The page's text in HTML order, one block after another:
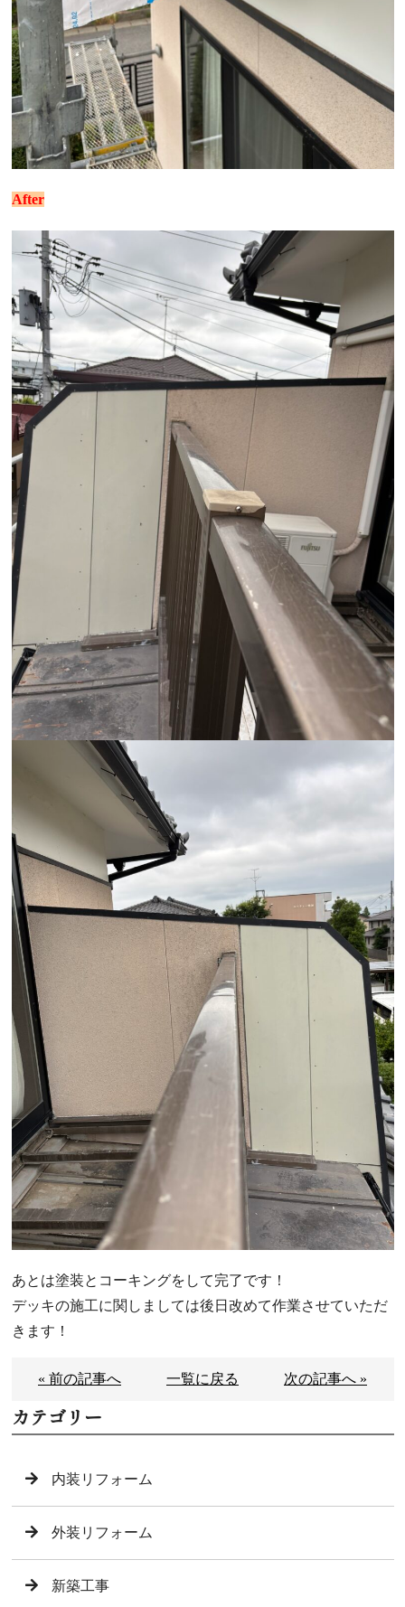
After
あとは塗装とコーキングをして完了です！
デッキの施工に関しましては後日改めて作業させていただ
きます！
« 前の記事へ 一覧に戻る 次の記事へ »
カテゴリー
内装リフォーム
外装リフォーム
新築工事